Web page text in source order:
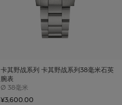
卡其野战系列 卡其野战系列38毫米石英
腕表
Ø Case size
38毫米
¥3,600.00